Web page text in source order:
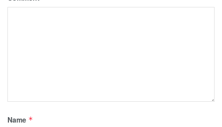
Name *